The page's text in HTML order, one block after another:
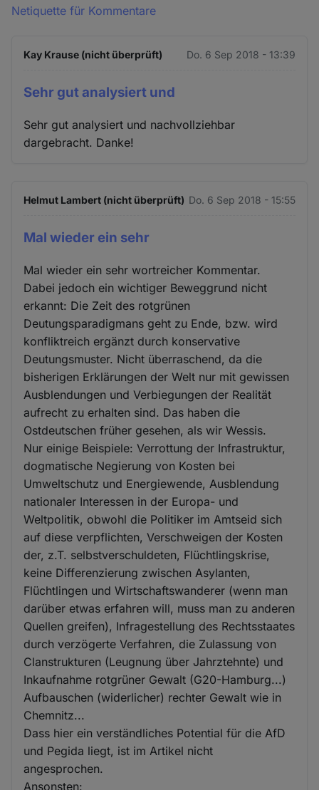
Netiquette für Kommentare
Kay Krause (nicht überprüft) Do. 6 Sep 2018 - 13:39
Sehr gut analysiert und
Sehr gut analysiert und nachvollziehbar
dargebracht. Danke!
Helmut Lambert (nicht überprüft) Do. 6 Sep 2018 - 15:55
Mal wieder ein sehr
Mal wieder ein sehr wortreicher Kommentar.
Dabei jedoch ein wichtiger Beweggrund nicht
erkannt: Die Zeit des rotgrünen
Deutungsparadigmans geht zu Ende, bzw. wird
konfliktreich ergänzt durch konservative
Deutungsmuster. Nicht überraschend, da die
bisherigen Erklärungen der Welt nur mit gewissen
Ausblendungen und Verbiegungen der Realität
aufrecht zu erhalten sind. Das haben die
Ostdeutschen früher gesehen, als wir Wessis.
Nur einige Beispiele: Verrottung der Infrastruktur,
dogmatische Negierung von Kosten bei
Umweltschutz und Energiewende, Ausblendung
nationaler Interessen in der Europa- und
Weltpolitik, obwohl die Politiker im Amtseid sich
auf diese verpflichten, Verschweigen der Kosten
der, z.T. selbstverschuldeten, Flüchtlingskrise,
keine Differenzierung zwischen Asylanten,
Flüchtlingen und Wirtschaftswanderer (wenn man
darüber etwas erfahren will, muss man zu anderen
Quellen greifen), Infragestellung des Rechtsstaates
durch verzögerte Verfahren, die Zulassung von
Clanstrukturen (Leugnung über Jahrztehnte) und
Inkaufnahme rotgrüner Gewalt (G20-Hamburg...)
Aufbauschen (widerlicher) rechter Gewalt wie in
Chemnitz...
Dass hier ein verständliches Potential für die AfD
und Pegida liegt, ist im Artikel nicht
angesprochen.
Ansonsten: